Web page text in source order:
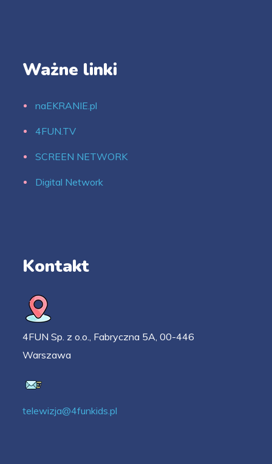
Ważne linki
naEKRANIE.pl
4FUN.TV
SCREEN NETWORK
Digital Network
Kontakt
4FUN Sp. z o.o., Fabryczna 5A, 00-446
Warszawa
telewizja@4funkids.pl